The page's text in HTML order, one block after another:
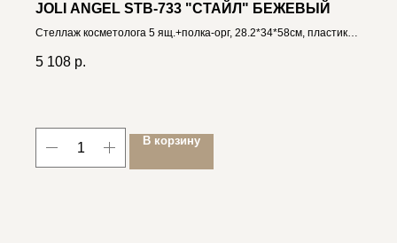
JOLI ANGEL STB-733 "СТАЙЛ" БЕЖЕВЫЙ
Стеллаж косметолога 5 ящ.+полка-орг, 28.2*34*58см, пластик
5 108 р.
В корзину